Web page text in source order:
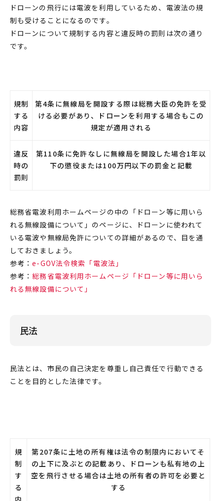
ドローンの飛行には電波を利用しているため、電波法の規
制も受けることになるのです。
ドローン について規制する内容と違反時の罰則 は次の通り
です。
規制
する
内容
第4条に無線局を開設する際は総務大臣の免許を受
ける必要があり、ドローンを利用する場合もこの
規定が適用される
違反
時の
罰則
第110条に免許なしに無線局を開設した場合1年以
下の懲役または100万円以下の罰金と記載
総務省電波利用ホームページの中の「ドローン等に用いら
れる無線設備について」のページに、
ドローン に使われて
いる電波や無線局免許についての詳細があるので、目を通
しておきましょう。
参考：e-GOV法令検索「電波法」
参考：総務省電波利用ホームページ「ドローン等に用いら
れる無線設備について」
民法
民法とは、市民の自己決定を尊重し自己責任で行動できる
ことを目的とした法律です。
規
制
す
る
内
第207条に土地の所有権は法令の制限内においてそ
の上下に及ぶとの記載あり、ドローンも私有地の上
空を飛行させる場合は土地の所有者の許可を必要と
する